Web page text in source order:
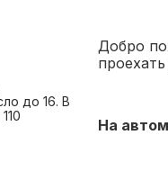
до 16. В
Добро
На